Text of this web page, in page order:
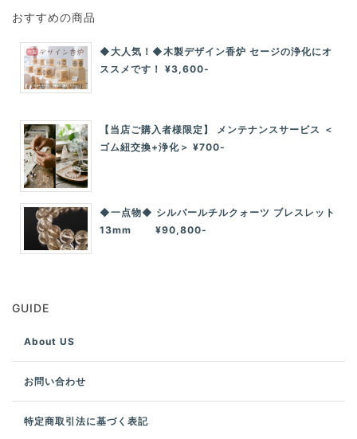
おすすめの商品
◆大人気！◆木製デザイン香炉 セージの浄化にオ
ススメです！ ¥3,600-
【当店ご購入者様限定】 メンテナンスサービス ＜
ゴム紐交換+浄化＞ ¥700-
◆一点物◆ シルバールチルクォーツ ブレスレット
13mm ¥90,800-
GUIDE
About US
お問い合わせ
特定商取引法に基づく表記